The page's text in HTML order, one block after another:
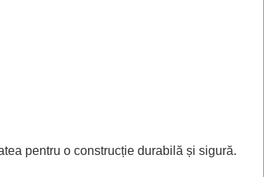
pentru o construcție durabilă și sigură.